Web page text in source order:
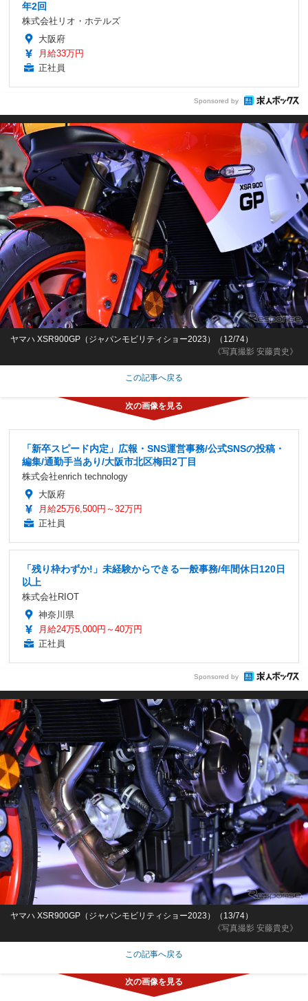
年2回
株式会社リオ・ホテルズ
大阪府
月給33万円
正社員
Sponsored by
《写真撮影 安藤貴史》
ヤマハ XSR900GP（ジャパンモビリティショー2023）（12/74）
この記事へ戻る
「新卒スピード内定」広報・SNS運営事務/公式SNSの投稿・
編集/通勤手当あり/大阪市北区梅田2丁目
株式会社enrich technology
大阪府
月給25万6,500円～32万円
正社員
「残り枠わずか!」未経験からできる一般事務/年間休日120日
以上
株式会社RIOT
神奈川県
月給24万5,000円～40万円
正社員
Sponsored by
《写真撮影 安藤貴史》
ヤマハ XSR900GP（ジャパンモビリティショー2023）（13/74）
この記事へ戻る